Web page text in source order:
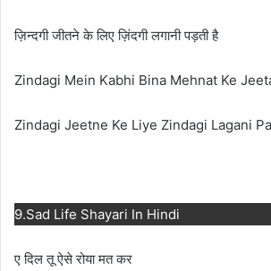
ज़िन्दगी जीतने के लिए ज़िंदगी लगानी पड़ती है
Zindagi Mein Kabhi Bina Mehnat Ke
Zindagi Jeetne Ke Liye Zindagi Lagani
9.Sad Life Shayari In Hindi
ए दिल तू ऐसे रोया मत कर